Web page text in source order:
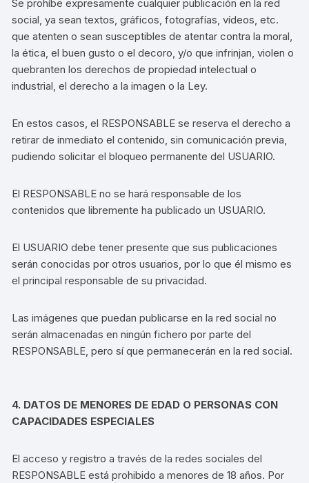
Se prohíbe expresamente cualquier publicación en la red
social, ya sean textos, gráficos, fotografías, vídeos, etc.
que atenten o sean susceptibles de atentar contra la moral,
la ética, el buen gusto o el decoro, y/o que infrinjan, violen o
quebranten los derechos de propiedad intelectual o
industrial, el derecho a la imagen o la Ley.
En estos casos, el RESPONSABLE se reserva el derecho a
retirar de inmediato el contenido, sin comunicación previa,
pudiendo solicitar el bloqueo permanente del USUARIO.
El RESPONSABLE no se hará responsable de los
contenidos que libremente ha publicado un USUARIO.
El USUARIO debe tener presente que sus publicaciones
serán conocidas por otros usuarios, por lo que él mismo es
el principal responsable de su privacidad.
Las imágenes que puedan publicarse en la red social no
serán almacenadas en ningún fichero por parte del
RESPONSABLE, pero sí que permanecerán en la red social.
4. DATOS DE MENORES DE EDAD O PERSONAS CON
CAPACIDADES ESPECIALES
El acceso y registro a través de la redes sociales del
RESPONSABLE está prohibido a menores de 18 años. Por